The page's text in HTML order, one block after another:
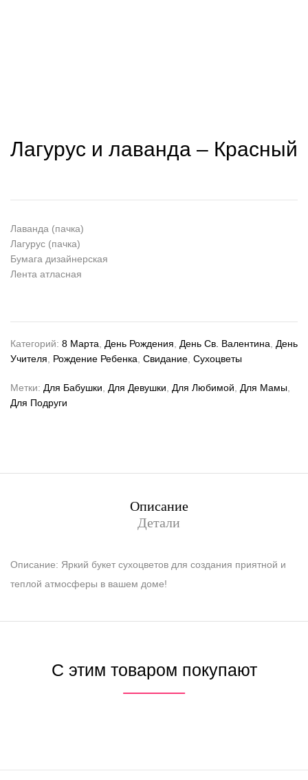
Лагурус и лаванда – Красный
Лаванда (пачка)
Лагурус (пачка)
Бумага дизайнерская
Лента атласная
Категорий: 8 Марта День Рождения День Св. Валентина
День
Учителя
Рождение Ребенка Свидание Сухоцветы
Метки: Для Бабушки Для Девушки Для Любимой Для Мамы
Для Подруги
Описание
Детали
Описание: Яркий букет сухоцветов для создания приятной и
теплой атмосферы в вашем доме!
С этим товаром покупают